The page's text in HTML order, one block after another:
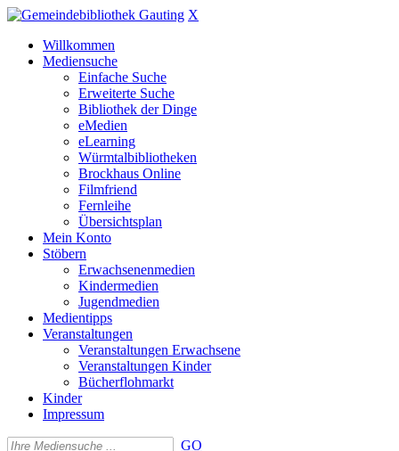
X
Willkommen
Mediensuche
Einfache Suche
Erweiterte Suche
Bibliothek der Dinge
eMedien
eLearning
Würmtalbibliotheken
Brockhaus Online
Filmfriend
Fernleihe
Übersichtsplan
Mein Konto
Stöbern
Erwachsenenmedien
Kindermedien
Jugendmedien
Medientipps
Veranstaltungen
Veranstaltungen Erwachsene
Veranstaltungen Kinder
Bücherflohmarkt
Kinder
Impressum
GO